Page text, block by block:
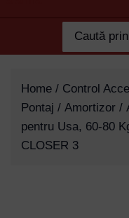
for:
Home / Control
Pontaj / Amortizor /
pentru Usa, 60-80
CLOSER 3